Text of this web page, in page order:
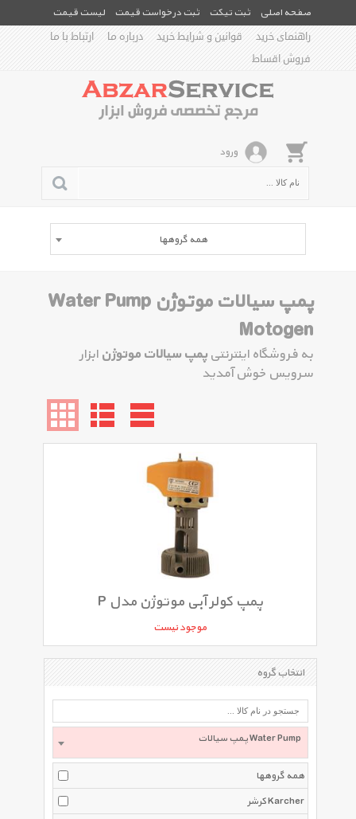
صفحه اصلی ثبت تیکت ثبت درخواست قیمت
لیست قیمت
راهنمای خرید
قوانین و شرایط خرید درباره ما
ارتباط با ما
فروش اقساط
ورود
همه گروهها
پمپ سیالات موتوژن Water Pump
Motogen
به فروشگاه اینترنتی پمپ سیالات موتوژن ابزار
سرویس خوش آمدید
پمپ کولر آبی موتوژن مدل P
موجود نیست
انتخاب گروه
پمپ سیالات Water Pump
همه گروهها
کرشر Karcher